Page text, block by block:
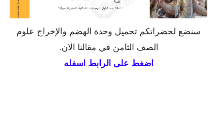
سنضع لحضراتكم تحميل وحدة الهضم والإخراج علوم
الصف الثامن في مقالنا الان.
اضغط على الرابط اسفله